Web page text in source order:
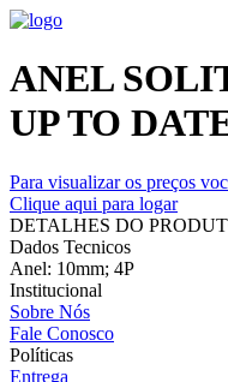
ANEL
UP TO
Para visualizar os preços
Clique aqui para logar
DETALHES DO
Dados Tecnicos
Anel: 10mm; 4P
Institucional
Sobre Nós
Fale Conosco
Políticas
Entrega